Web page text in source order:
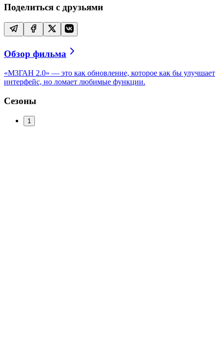
Поделиться с друзьями
Обзор фильма
«M3ГАН 2.0» — это как обновление, которое как бы улучшает
интерфейс, но ломает любимые функции.
Сезоны
1